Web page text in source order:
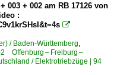
003 + 002 am RB 17126 von
:

/ Baden-Württemberg
Offenburg – Freiburg –
/ Elektrotriebzüge | 94